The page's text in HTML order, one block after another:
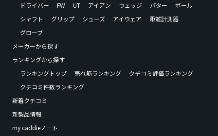
ドライバー
FW UT アイアン ウェッジ パター
ボール
シャフト
グリップ シューズ アイウェア
距離計測器
グローブ
メーカーから探す
ランキングから探す
ランキングトップ
売れ筋ランキング
クチコミ評価ランキング
クチコミ件数ランキング
新着クチコミ
新製品情報
my caddieノート